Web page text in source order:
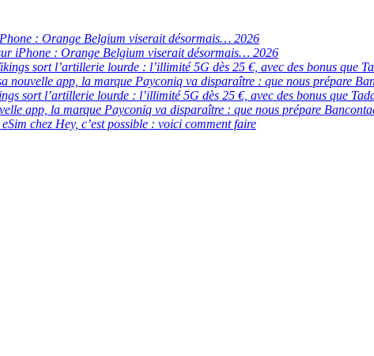
: Orange Belgium viserait désormais… 2026
iPhone : Orange Belgium viserait désormais… 2026
sort l’artillerie lourde : l’illimité 5G dès 25 €, avec des bonus que
nouvelle app, la marque Payconiq va disparaître : que nous prépare
sort l’artillerie lourde : l’illimité 5G dès 25 €, avec des bonus que
app, la marque Payconiq va disparaître : que nous prépare
chez Hey, c’est possible : voici comment faire